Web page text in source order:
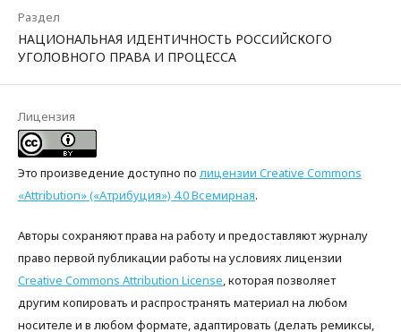
Раздел
НАЦИОНАЛЬНАЯ ИДЕНТИЧНОСТЬ РОССИЙСКОГО
УГОЛОВНОГО ПРАВА И ПРОЦЕССА
Лицензия
Это произведение доступно по лицензии Creative Commons
«Attribution» («Атрибуция») 4.0 Всемирная.
Авторы сохраняют права на работу и предоставляют журналу
право первой публикации работы на условиях лицензии
Creative Commons Attribution License, которая позволяет
другим копировать и распространять материал на любом
носителе и в любом формате, адаптировать (делать ремиксы,